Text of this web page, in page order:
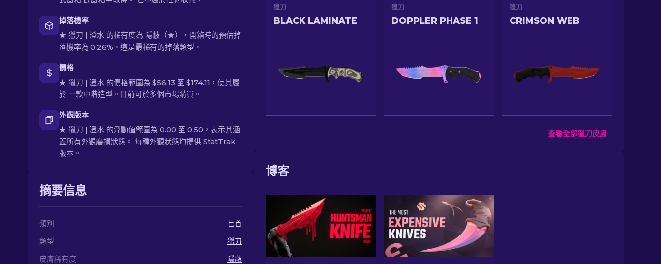
掉落機率
★ 獵刀 | 澄水 的稀有度為 隱蔽（★），開箱時的預估掉
落機率為 0.26%。這是最稀有的掉落類型。
價格
★ 獵刀 | 澄水 的價格範圍為 $56.13 至 $174.11，使其屬
於 一款中階造型。目前可於多個市場購買。
外觀版本
★ 獵刀 | 澄水 的浮動值範圍為 0.00 至 0.50，表示其涵
蓋所有外觀磨損狀態。 每種外觀狀態均提供 StatTrak
版本。
摘要信息
類別
匕首
類型
獵刀
皮膚稀有度
隱蔽
獵刀
BLACK LAMINATE
獵刀
DOPPLER PHASE 1
獵刀
CRIMSON WEB
查看全部獵刀皮膚
博客